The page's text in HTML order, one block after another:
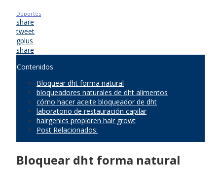
Deportes
share
tweet
gplus
share
Contenidos
Bloquear dht forma natural
bloqueadores naturales de dht alimentos
cómo hacer aceite bloqueador de dht
laboratorio de restauración capilar
hairgenics propidren hair growt
Post Relacionados:
Bloquear dht forma natural